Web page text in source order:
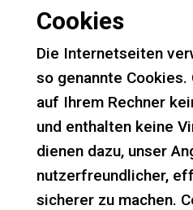
Cookies
Die Internetseiten
so genannte
auf Ihrem Rechner
und enthalten keine
dienen dazu, unser
nutzerfreundlicher,
sicherer zu machen.